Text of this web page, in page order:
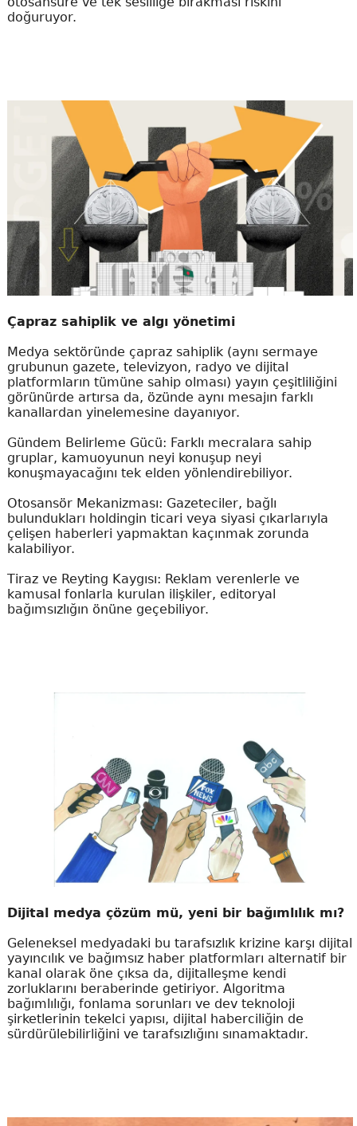
doğuruyor.
Çapraz sahiplik ve algı yönetimi
Medya sektöründe çapraz sahiplik (aynı sermaye
grubunun gazete, televizyon, radyo ve dijital
platformların tümüne sahip olması) yayın çeşitliliğini
görünürde artırsa da, özünde aynı mesajın farklı
kanallardan yinelemesine dayanıyor.
Gündem Belirleme Gücü: Farklı mecralara sahip
gruplar, kamuoyunun neyi konuşup neyi
konuşmayacağını tek elden yönlendirebiliyor.
Otosansör Mekanizması: Gazeteciler, bağlı
bulundukları holdingin ticari veya siyasi çıkarlarıyla
çelişen haberleri yapmaktan kaçınmak zorunda
kalabiliyor.
Tiraz ve Reyting Kaygısı: Reklam verenlerle ve
kamusal fonlarla kurulan ilişkiler, editoryal
bağımsızlığın önüne geçebiliyor.
Dijital medya çözüm mü, yeni bir bağımlılık mı?
Geleneksel medyadaki bu tarafsızlık krizine karşı dijital
yayıncılık ve bağımsız haber platformları alternatif bir
kanal olarak öne çıksa da, dijitalleşme kendi
zorluklarını beraberinde getiriyor. Algoritma
bağımlılığı, fonlama sorunları ve dev teknoloji
şirketlerinin tekelci yapısı, dijital haberciliğin de
sürdürülebilirliğini ve tarafsızlığını sınamaktadır.